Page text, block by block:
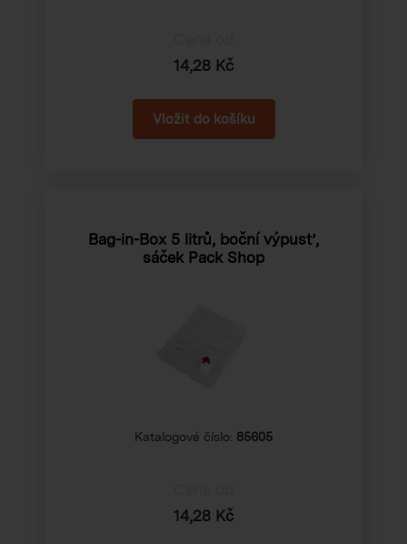
14,28 Kč
Bag-in-Box 5 litrů, boční výpusť,
sáček Pack Shop
Katalogové číslo: 85605
14,28 Kč